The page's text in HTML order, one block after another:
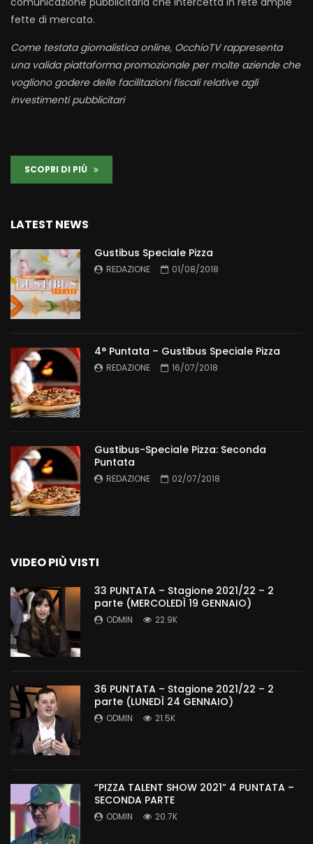
fette di mercato.
Come testata giornalistica online, OcchioTV rappresenta
una valida piattaforma promozionale per molte aziende che
vogliono godere delle facilitazioni fiscali relative agli
investimenti pubblicitari
SCOPRI DI PIÙ
LATEST NEWS
Gustibus Speciale Pizza
REDAZIONE 01/08/2018
4° Puntata – Gustibus Speciale Pizza
REDAZIONE 16/07/2018
Gustibus-Speciale Pizza: Seconda
Puntata
REDAZIONE 02/07/2018
VIDEO PIÙ VISTI
33 PUNTATA – Stagione 2021/22 – 2
parte (MERCOLEDÌ 19 GENNAIO)
ODMIN 22.9K
36 PUNTATA – Stagione 2021/22 – 2
parte (LUNEDÌ 24 GENNAIO)
ODMIN 21.5K
“PIZZA TALENT SHOW 2021” 4 PUNTATA –
SECONDA PARTE
ODMIN 20.7K